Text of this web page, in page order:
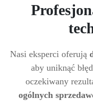
Nasi eksperci oferują
aby uniknąć
oczekiwany
ogólnych